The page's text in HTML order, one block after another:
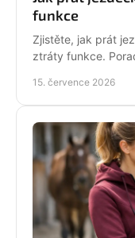
funkce
Zjistěte, jak prát
ztráty funkce.
den.
15. července 2026